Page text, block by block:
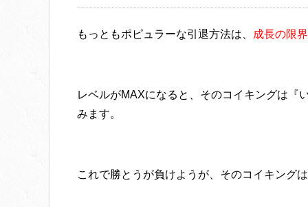
もっともポピュラーな引退方法は、 成長の限
レベルがMAXになると、そのコイキングは『
みます。
これで勝とうが負けようが、そのコイキング